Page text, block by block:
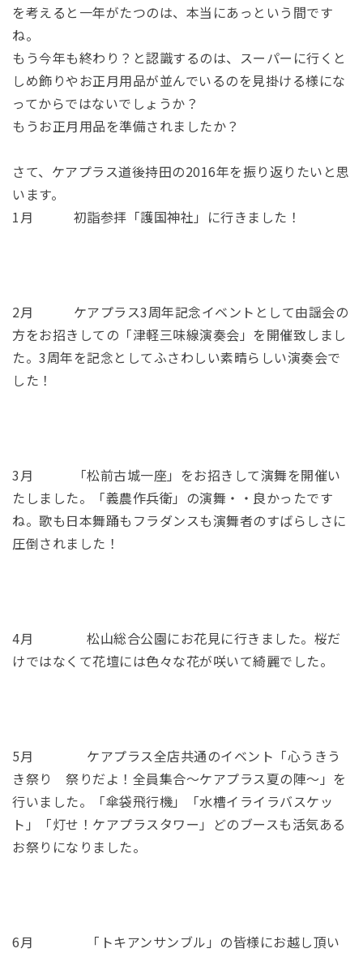
を考えると一年がたつのは、本当にあっという間です
ね。
もう今年も終わり？と認識するのは、スーパーに行くと
しめ飾りやお正月用品が並んでいるのを見掛ける様にな
ってからではないでしょうか？
もうお正月用品を準備されましたか？
さて、ケアプラス道後持田の2016年を振り返りたいと思
います。
1月 初詣参拝「護国神社」に行きました！
2月 ケアプラス3周年記念イベントとして由謡会の
方をお招きしての「津軽三味線演奏会」を開催致しまし
た。3周年を記念としてふさわしい素晴らしい演奏会で
した！
3月 「松前古城一座」をお招きして演舞を開催い
たしました。「義農作兵衛」の演舞・・良かったです
ね。歌も日本舞踊もフラダンスも演舞者のすばらしさに
圧倒されました！
4月 松山総合公園にお花見に行きました。桜だ
けではなくて花壇には色々な花が咲いて綺麗でした。
5月 ケアプラス全店共通のイベント「心うきう
き祭り 祭りだよ！全員集合～ケアプラス夏の陣～」を
行いました。「傘袋飛行機」「水槽イライラバスケッ
ト」「灯せ！ケアプラスタワー」どのブースも活気ある
お祭りになりました。
6月 「トキアンサンブル」の皆様にお越し頂い